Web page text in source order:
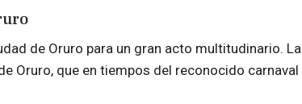
de Oruro para un gran acto multitudinario. La
Oruro, que en tiempos del reconocido carnaval